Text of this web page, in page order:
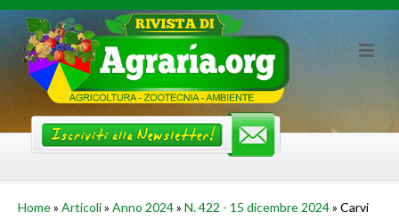
Skip
content
Home» Articoli» Anno 2024» N. 422 - 15 dicembre 2024» Carvi